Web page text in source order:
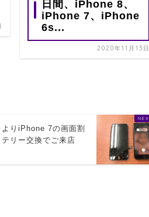
日間、iPhone 8、
iPhone 7、iPhone
6s...
2020年11月13日
りiPhone 7の画面割
リー交換でご来店